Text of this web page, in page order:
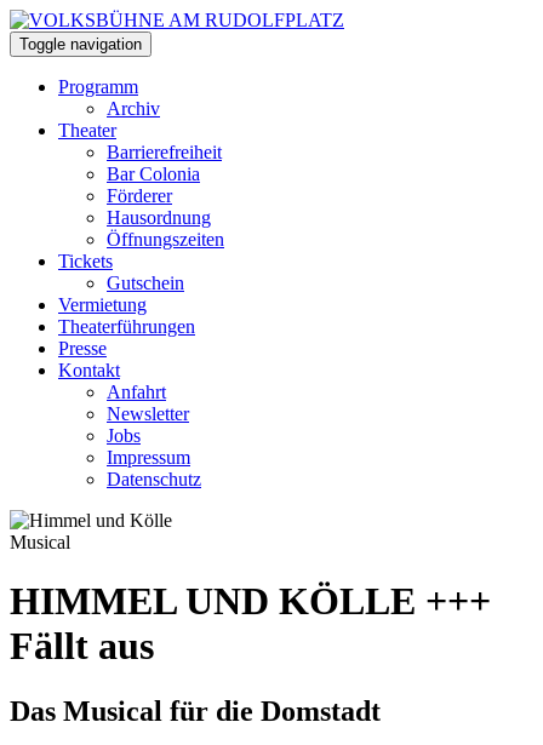
Toggle navigation
Programm
Archiv
Theater
Barrierefreiheit
Bar Colonia
Förderer
Hausordnung
Öffnungszeiten
Tickets
Gutschein
Vermietung
Theaterführungen
Presse
Kontakt
Anfahrt
Newsletter
Jobs
Impressum
Datenschutz
Musical
HIMMEL UND KÖLLE +++
Fällt aus
Das Musical für die Domstadt